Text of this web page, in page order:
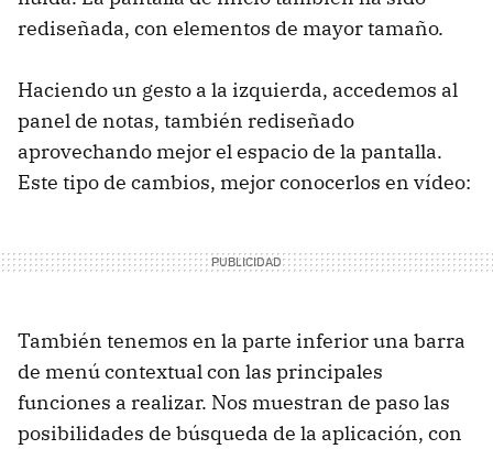
rediseñada, con elementos de mayor tamaño.
Haciendo un gesto a la izquierda, accedemos al
panel de notas, también rediseñado
aprovechando mejor el espacio de la pantalla.
Este tipo de cambios, mejor conocerlos en vídeo:
También tenemos en la parte inferior una barra
de menú contextual con las principales
funciones a realizar. Nos muestran de paso las
posibilidades de búsqueda de la aplicación, con